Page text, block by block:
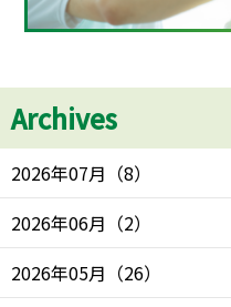
Archives
2026年07月 （8）
2026年06月 （2）
2026年05月 （26）